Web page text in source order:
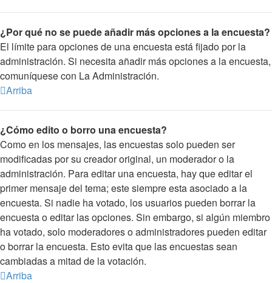
¿Por qué no se puede añadir más opciones a la encuesta?
El límite para opciones de una encuesta está fijado por la
administración. Si necesita añadir más opciones a la encuesta,
comuníquese con La Administración.
Arriba
¿Cómo edito o borro una encuesta?
Como en los mensajes, las encuestas solo pueden ser
modificadas por su creador original, un moderador o la
administración. Para editar una encuesta, hay que editar el
primer mensaje del tema; este siempre esta asociado a la
encuesta. Si nadie ha votado, los usuarios pueden borrar la
encuesta o editar las opciones. Sin embargo, si algún miembro
ha votado, solo moderadores o administradores pueden editar
o borrar la encuesta. Esto evita que las encuestas sean
cambiadas a mitad de la votación.
Arriba